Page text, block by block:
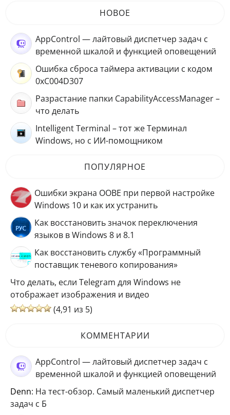
НОВОЕ
AppControl — лайтовый диспетчер задач с
временной шкалой и функцией оповещений
Ошибка сброса таймера активации с кодом
0xC004D307
Разрастание папки CapabilityAccessManager –
что делать
Intelligent Terminal – тот же Терминал
Windows, но с ИИ-помощником
ПОПУЛЯРНОЕ
Ошибки экрана OOBE при первой настройке
Windows 10 и как их устранить
Как восстановить значок переключения
языков в Windows 8 и 8.1
Как восстановить службу «Программный
поставщик теневого копирования»
Что делать, если Telegram для Windows не
отображает изображения и видео
(4,91 из 5)
КОММЕНТАРИИ
AppControl — лайтовый диспетчер задач с
временной шкалой и функцией оповещений
Denn: На тест-обзор. Самый маленький диспетчер
задач с Б